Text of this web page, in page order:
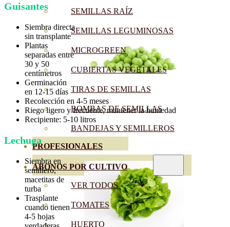
SEMILLAS RAÍZ
SEMILLAS LEGUMINOSAS
MICROGREEN
CUBIERTAS VEGETALES
TIRAS DE SEMILLAS
BOMBAS DE SEMILLAS
BANDEJAS Y SEMILLEROS
PROFESIONALES
ABONOS POR CULTIVO
VER TODOS
TOMATES
HUERTO
Guisantes
Siembra directa
sin transplante
Plantas
separadas entre
30 y 50
centímetros
Germinación
en 12-15 días
Recolección en 4-5 meses
Riego ligero y frecuente, mantener la humedad
Recipiente: 5-10 litros
Lechuga
Siembra en
semillero,
macetitas de
turba
Trasplante
cuando tienen
4-5 hojas